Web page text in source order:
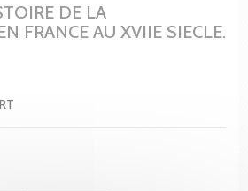
DE LA
FRANCE AU XVIIE SIECLE.